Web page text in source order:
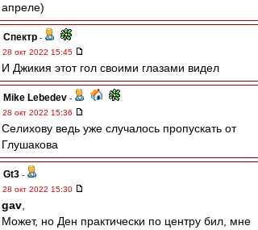
апреле)
Спектр -
28 окт 2022 15:45
И Джикия этот гол своими глазами видел
Mike Lebedev -
28 окт 2022 15:36
Селихову ведь уже случалось пропускать от
Глушакова
Gt3 -
28 окт 2022 15:30
gav
Может, но Ден практически по центру бил, мне